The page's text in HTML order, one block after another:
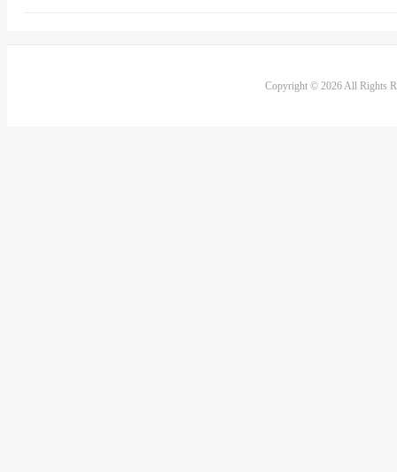
Copyright © 2026 All Rights